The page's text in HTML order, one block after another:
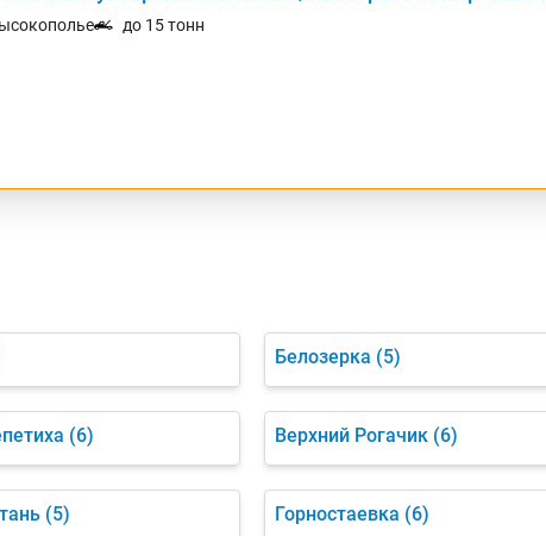
до 15 тонн
Белозерка (5)
(6) Верхний Рогачик (6)
(5) Горностаевка (6)